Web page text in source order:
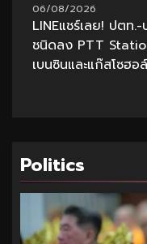
06/08/2026
LINEแชร์เลย! ปตท
ชนิดลง PTT
เบนซินและแก๊สโซฮ
Politics